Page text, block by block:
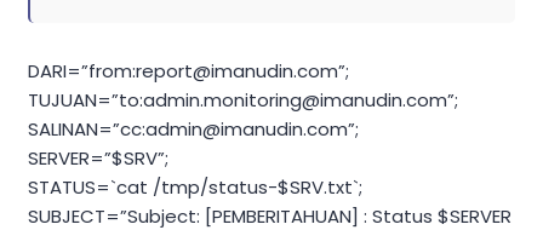
DARI=”from:report@imanudin.com”;
TUJUAN=”to:admin.monitoring@imanudin.com”;
SALINAN=”cc:admin@imanudin.com”;
SERVER=”$SRV”;
STATUS=`cat /tmp/status-$SRV.txt`;
SUBJECT=”Subject: [PEMBERITAHUAN] : Status $SERVER